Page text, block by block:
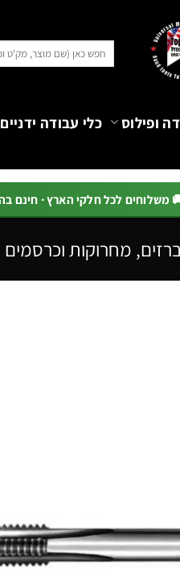
ופילוס כלי עבודה ידניים
משלוחים לכל חלקי הארץ · חינם
מחרוקות וכרסמים